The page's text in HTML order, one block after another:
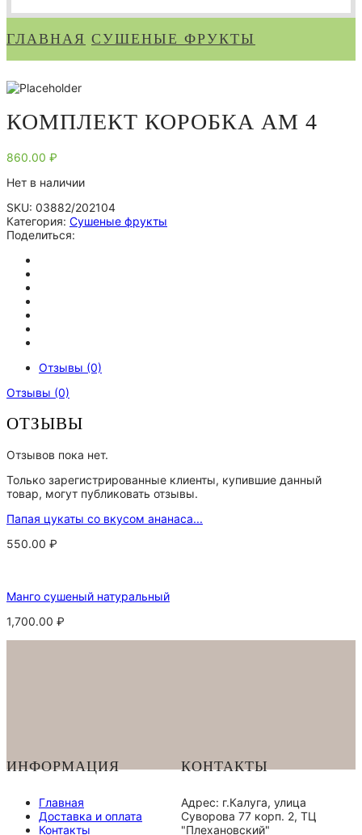
ГЛАВНАЯ СУШЕНЫЕ ФРУКТЫ
КОМПЛЕКТ КОРОБКА АМ 4
860.00 ₽
Нет в наличии
SKU: 03882/202104
Категория: Сушеные фрукты
Поделиться:
Отзывы (0)
Отзывы (0)
ОТЗЫВЫ
Отзывов пока нет.
Только зарегистрированные клиенты, купившие данный
товар, могут публиковать отзывы.
Папая цукаты со вкусом ананаса...
550.00 ₽
Манго сушеный натуральный
1,700.00 ₽
ИНФОРМАЦИЯ
Главная
Доставка и оплата
Контакты
КОНТАКТЫ
Адрес: г.Калуга, улица
Суворова 77 корп. 2, ТЦ
"Плехановский"